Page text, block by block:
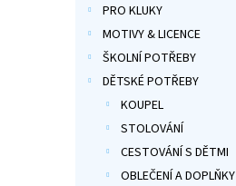
PRO KLUKY
MOTIVY & LICENCE
ŠKOLNÍ POTŘEBY
DĚTSKÉ POTŘEBY
KOUPEL
STOLOVÁNÍ
CESTOVÁNÍ S DĚTMI
OBLEČENÍ A DOPLŇKY